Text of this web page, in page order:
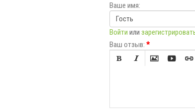
Ваше имя:
Войти или
Ваш отзыв: *

   